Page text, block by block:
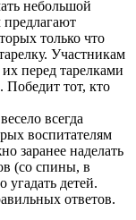
небольшой
предлагают
только что
Участникам
перед тарелками
тот, кто
всегда
воспитателям
заранее наделать
(со спины, в
детей.
ответов.